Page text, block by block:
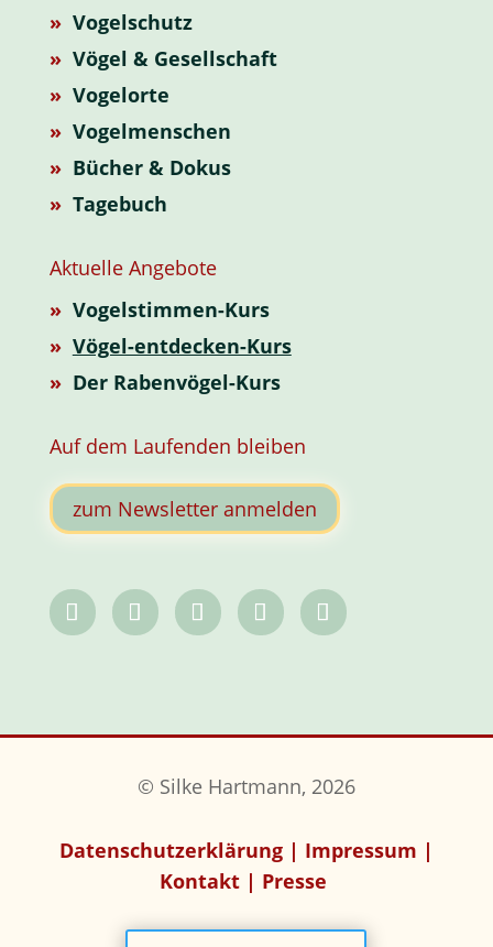
» Vogelschutz
» Vögel & Gesellschaft
» Vogelorte
» Vogelmenschen
» Bücher & Dokus
» Tagebuch
Aktuelle Angebote
» Vogelstimmen-Kurs
» Vögel-entdecken-Kurs
» Der Rabenvögel-Kurs
Auf dem Laufenden bleiben
zum Newsletter anmelden
© Silke Hartmann, 2026
Datenschutzerklärung| Impressum |
Kontakt | Presse